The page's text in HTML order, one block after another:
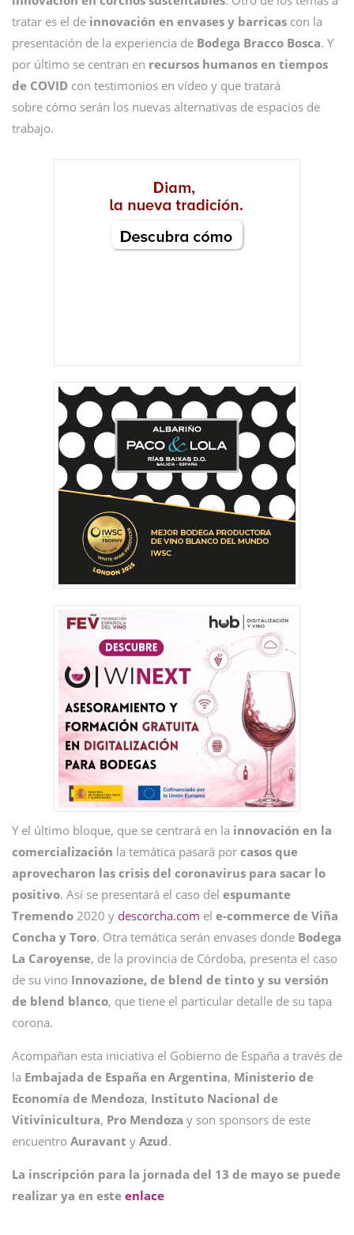
tratar es el de innovación en envases y barricas con la
presentación de la experiencia de Bodega Bracco Bosca. Y
por último se centran en recursos humanos en tiempos
de COVID con testimonios en vídeo y que tratará
sobre cómo serán los nuevas alternativas de espacios de
trabajo.
Y el último bloque, que se centrará en la innovación en la
comercialización la temática pasará por casos que
aprovecharon las crisis del coronavirus para sacar lo
positivo. Así se presentará el caso del espumante
Tremendo 2020 y descorcha.com el e-commerce de Viña
Concha y Toro. Otra temática serán envases donde Bodega
La Caroyense, de la provincia de Córdoba, presenta el caso
de su vino Innovazione, de blend de tinto y su versión
de blend blanco, que tiene el particular detalle de su tapa
corona.
Acompañan esta iniciativa el Gobierno de España a través de
la Embajada de España en Argentina, Ministerio de
Economía de Mendoza, Instituto Nacional de
Vitivinicultura, Pro Mendoza y son sponsors de este
encuentro Auravant y Azud.
La inscripción para la jornada del 13 de mayo se puede
realizar ya en este enlace